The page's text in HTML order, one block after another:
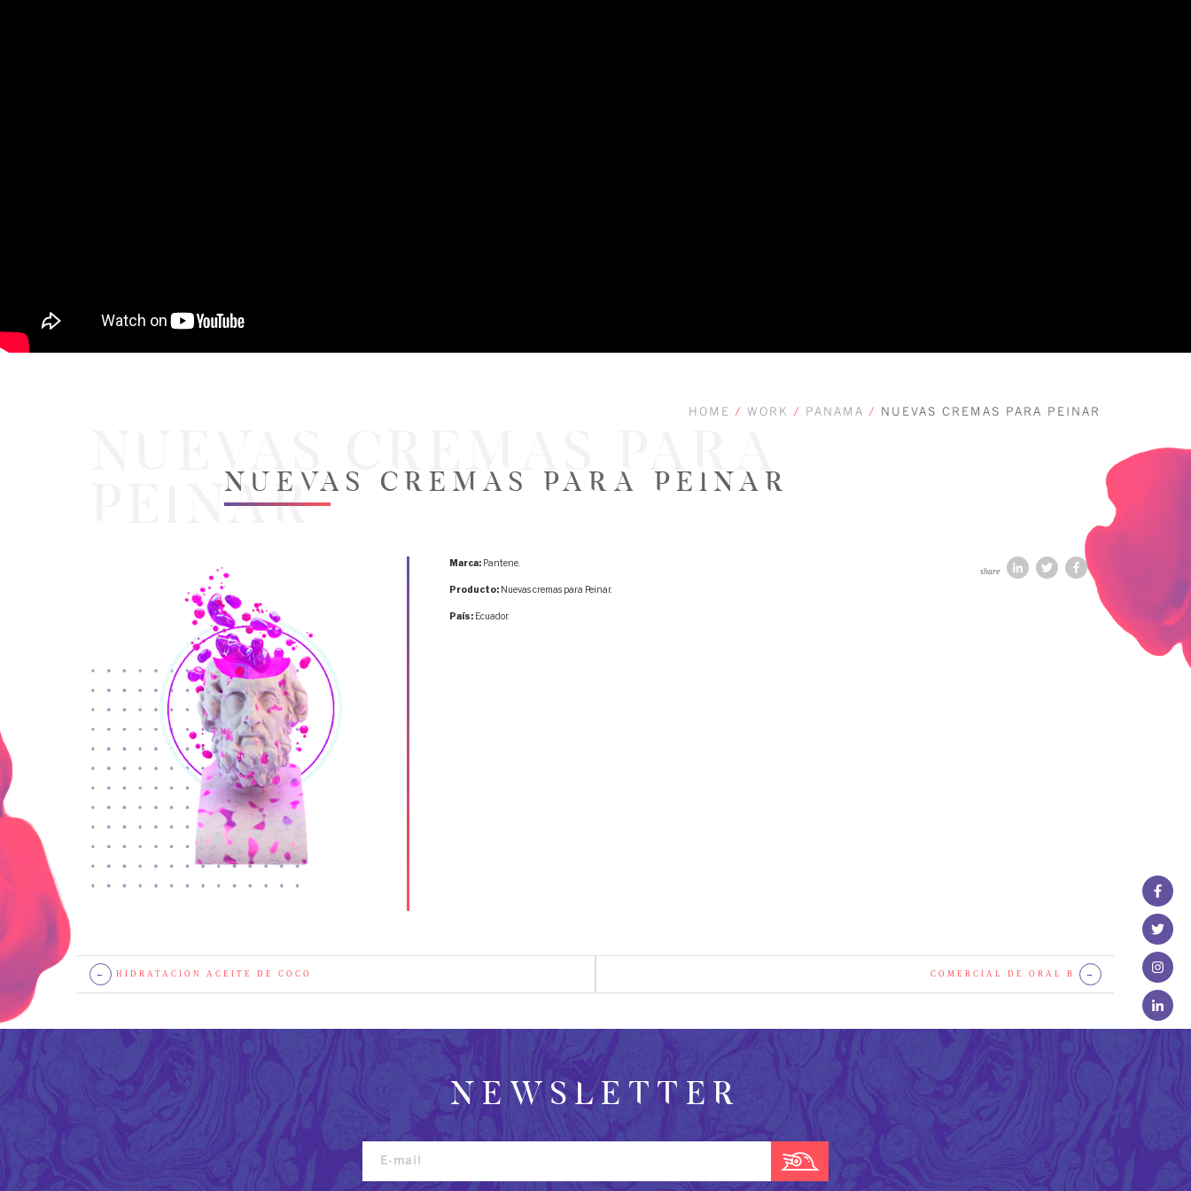
PeinarNuevas cremas para Peinar
HOME / WORK / PANAMA / NUEVAS CREMAS PARA PEINAR
Marca: Pantene.
Producto: Nuevas cremas para Peinar.
País: Ecuador.
share
← HIDRATACION ACEITE DE COCO COMERCIAL DE ORAL B →
NEWSLETTER